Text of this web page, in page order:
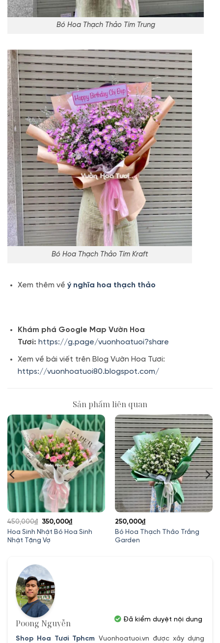
Bó Hoa Thạch Thảo Tím Trung
Bó Hoa Thạch Thảo Tím Kraft
Xem thêm về ý nghĩa hoa thạch thảo
Khám phá Google Map Vườn Hoa
Tươi: https://g.page/vuonhoatuoi?share
Xem về bài viết trên Blog Vườn Hoa Tươi:
https://vuonhoatuoi80.blogspot.com/
Sản phẩm liên quan
Hoa Sinh Nhật Bó Hoa Sinh
Nhật Tặng Vợ
450,000₫
Giá
gốc
là:
350,000₫Giá
hiện
Bó Hoa Thạch Thảo Trắng
Garden
250,000₫
Poong Nguyễn
Shop Hoa Tươi Tphcm Vuonhoatuoi.vn được xây dựng
Đã kiểm duyệt nội dung